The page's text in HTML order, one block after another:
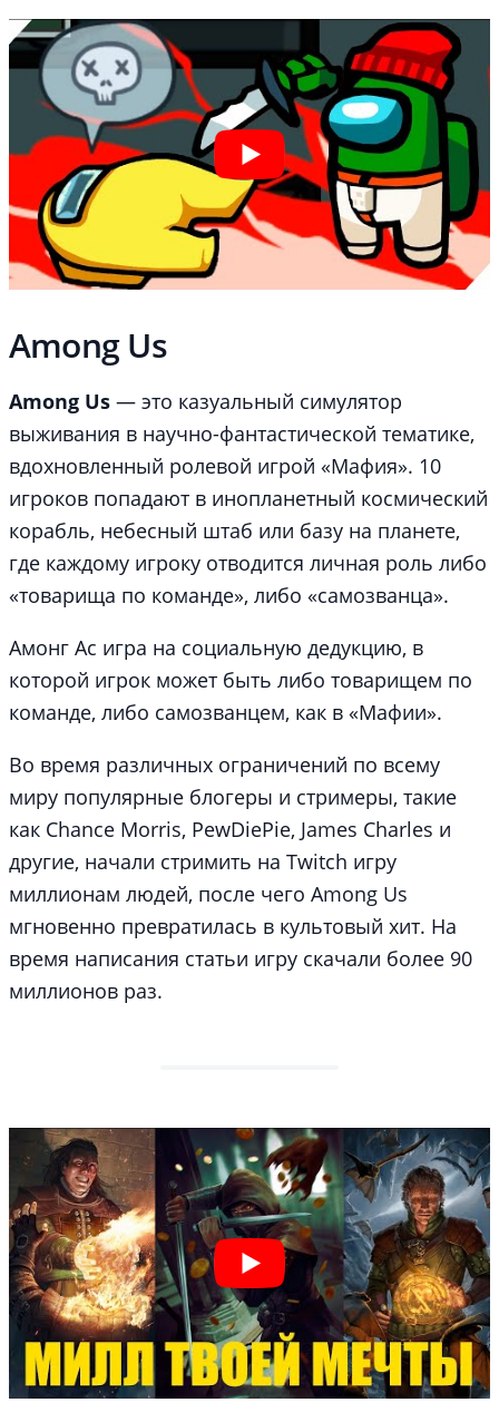
Among Us
Among Us — это казуальный симулятор
выживания в научно-фантастической тематике,
вдохновленный ролевой игрой «Мафия». 10
игроков попадают в инопланетный космический
корабль, небесный штаб или базу на планете,
где каждому игроку отводится личная роль либо
«товарища по команде», либо «самозванца».
Амонг Ас игра на социальную дедукцию, в
которой игрок может быть либо товарищем по
команде, либо самозванцем, как в «Мафии».
Во время различных ограничений по всему
миру популярные блогеры и стримеры, такие
как Chance Morris, PewDiePie, James Charles и
другие, начали стримить на Twitch игру
миллионам людей, после чего Among Us
мгновенно превратилась в культовый хит. На
время написания статьи игру скачали более 90
миллионов раз.